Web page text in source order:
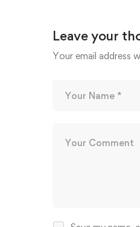
Leave your
Your email address